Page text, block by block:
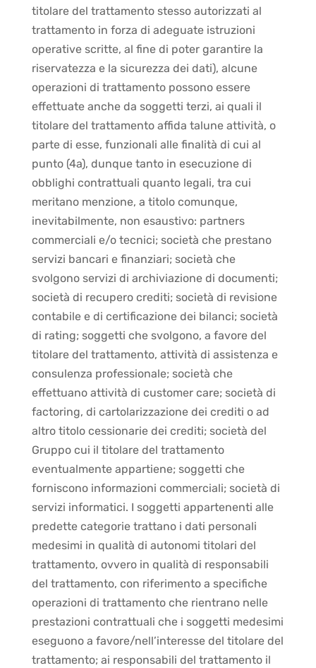
titolare del trattamento stesso autorizzati al
trattamento in forza di adeguate istruzioni
operative scritte, al fine di poter garantire la
riservatezza e la sicurezza dei dati), alcune
operazioni di trattamento possono essere
effettuate anche da soggetti terzi, ai quali il
titolare del trattamento affida talune attività, o
parte di esse, funzionali alle finalità di cui al
punto (4a), dunque tanto in esecuzione di
obblighi contrattuali quanto legali, tra cui
meritano menzione, a titolo comunque,
inevitabilmente, non esaustivo: partners
commerciali e/o tecnici; società che prestano
servizi bancari e finanziari; società che
svolgono servizi di archiviazione di documenti;
società di recupero crediti; società di revisione
contabile e di certificazione dei bilanci; società
di rating; soggetti che svolgono, a favore del
titolare del trattamento, attività di assistenza e
consulenza professionale; società che
effettuano attività di customer care; società di
factoring, di cartolarizzazione dei crediti o ad
altro titolo cessionarie dei crediti; società del
Gruppo cui il titolare del trattamento
eventualmente appartiene; soggetti che
forniscono informazioni commerciali; società di
servizi informatici. I soggetti appartenenti alle
predette categorie trattano i dati personali
medesimi in qualità di autonomi titolari del
trattamento, ovvero in qualità di responsabili
del trattamento, con riferimento a specifiche
operazioni di trattamento che rientrano nelle
prestazioni contrattuali che i soggetti medesimi
eseguono a favore/nell’interesse del titolare del
trattamento; ai responsabili del trattamento il